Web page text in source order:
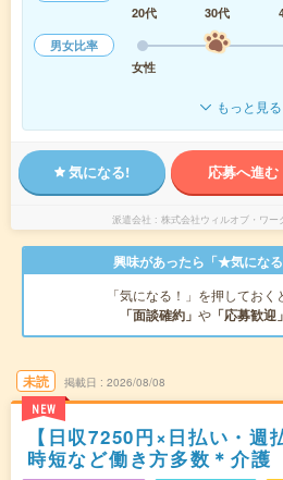
20代
30代
男女比率
女性
もっと見る
気になる! 応募へ進む
派遣会社 株式会社ウィルオブ・ワ
興味があったら「★気になる
「気になる！」を押してお
「面談確約」 や 「応募歓迎」
未読
NEW
掲載日 2026/08/08
【日収7250円×日払い・週
時短など働き方多数＊介護